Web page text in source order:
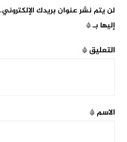
لن يتم نشر عنوان بريدك الإلكتروني.
إليها بـ*
التعليق*
الاسم*